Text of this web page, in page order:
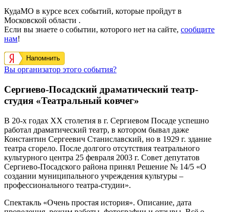
КудаМО в курсе всех событий, которые пройдут в
Московской области .
Если вы знаете о событии, которого нет на сайте, сообщите
нам!
Напомнить
Вы организатор этого события?
Сергиево-Посадский драматический театр-
студия «Театральный ковчег»
В 20-х годах XX столетия в г. Сергиевом Посаде успешно
работал драматический театр, в котором бывал даже
Константин Сергеевич Станиславский, но в 1929 г. здание
театра сгорело. После долгого отсутствия театрального
культурного центра 25 февраля 2003 г. Совет депутатов
Сергиево-Посадского района принял Решение № 14/5 «О
создании муниципального учреждения культуры –
профессионального театра-студии».
Спектакль «Очень простая история». Описание, дата